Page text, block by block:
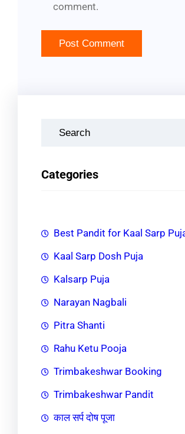
comment.
r
Categories
Best Pandit for Kaal Sarp
Kaal Sarp Dosh Puja
Kalsarp Puja
Narayan Nagbali
Pitra Shanti
Rahu Ketu Pooja
Trimbakeshwar Booking
Trimbakeshwar Pandit
काल सर्प दोष पूजा